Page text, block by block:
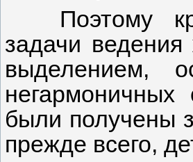
Поэтому
задачи
выделением,
негармоничных
были получены
прежде всего,